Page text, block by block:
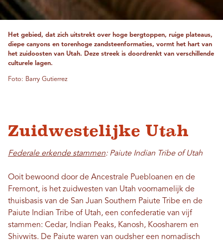
Het gebied, dat zich uitstrekt over hoge bergtoppen, ruige plateaus,
diepe canyons en torenhoge zandsteenformaties, vormt het hart van
het zuidoosten van Utah. Deze streek is doordrenkt van verschillende
culturele lagen.
Foto: Barry Gutierrez
Zuidwestelijke Utah
Federale erkende stammen: Paiute Indian Tribe of Utah
Ooit bewoond door de Ancestrale Puebloanen en de
Fremont, is het zuidwesten van Utah voornamelijk de
thuisbasis van de San Juan Southern Paiute Tribe en de
Paiute Indian Tribe of Utah, een confederatie van vijf
stammen: Cedar, Indian Peaks, Kanosh, Koosharem en
Shivwits. De Paiute waren van oudsher een nomadisch